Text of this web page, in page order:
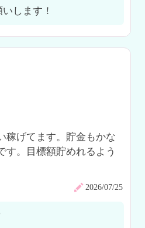
します！
稼げてます。貯金もかな
す。目標額貯めれるよう
2026/07/25